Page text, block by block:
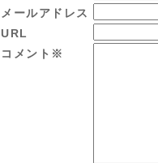
メールアドレス
URL
コメント※